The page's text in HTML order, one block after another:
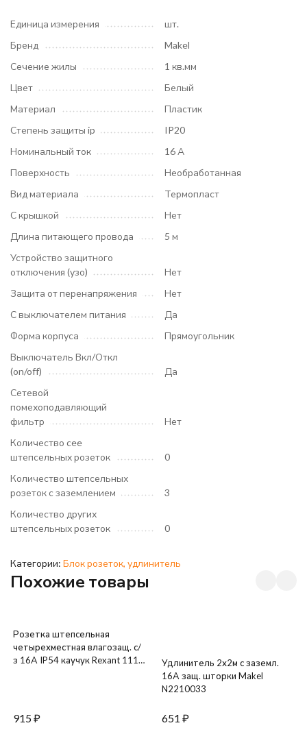
Единица измерения
шт.
Бренд
Makel
Сечение жилы
1 кв.мм
Цвет
Белый
Материал
Пластик
Степень защиты ip
IP20
Номинальный ток
16 А
Поверхность
Необработанная
Вид материала
Термопласт
С крышкой
Нет
Длина питающего провода
5 м
Устройство защитного
отключения (узо)
Нет
Защита от перенапряжения
Нет
С выключателем питания
Да
Форма корпуса
Прямоугольник
Выключатель Вкл/Откл
(on/off)
Да
Сетевой
помехоподавляющий
фильтр
Нет
Количество cee
штепсельных розеток
0
Количество штепсельных
розеток с заземлением
3
Количество других
штепсельных розеток
0
Категории: Блок розеток, удлинитель
Похожие товары
Розетка штепсельная
четырехместная влагозащ. с/
з 16А IP54 каучук Rexant 111-
915₽
Удлинитель 2х2м с заземл.
16А защ. шторки Makel
N2210033
651 ₽